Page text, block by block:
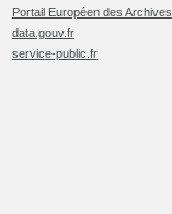
Portail Européen des Archives
data.gouv.fr
service-public.fr